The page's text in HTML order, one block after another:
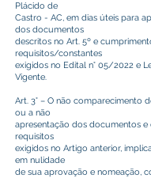
Plácido de
Castro - AC, em dias úteis para
dos documentos
descritos no Art. 5º e
requisitos/constantes
exigidos no Edital n° 05/2022 e
Vigente.
Art. 3° – O não comparecimento
ou a não
apresentação dos documentos
requisitos
exigidos no Artigo anterior,
em nulidade
de sua aprovação e nomeação,